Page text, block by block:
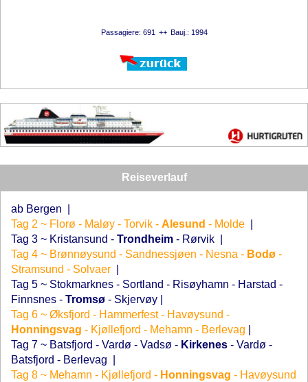
Passagiere: 691 Bauj.: 1994
Reiseverlauf
ab Bergen
Tag 2 ~ Florø - Maløy - Torvik - Alesund - Molde
Tag 3 ~ Kristansund - Trondheim - Rørvik
Tag 4 ~ Brønnøysund - Sandnessjøen - Nesna - Bodø -
Stramsund - Solvaer
Tag 5 ~ Stokmarknes - Sortland - Risøyhamn - Harstad -
Finnsnes - Tromsø - Skjervøy
Tag 6 ~ Øksfjord - Hammerfest - Havøysund -
Honningsvag - Kjøllefjord - Mehamn - Berlevag
Tag 7 ~ Batsfjord - Vardø - Vadsø - Kirkenes - Vardø -
Batsfjord - Berlevag
Tag 8 ~ Mehamn - Kjøllefjord - Honningsvag - Havøysund